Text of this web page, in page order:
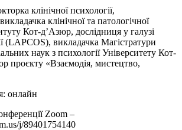
клінічної психології,
клінічної та патологічної
Кот-д’Азюр, дослідниця у галузі
(LAPCOS), викладачка Магістратури
наук з психології Університету Кот-
проєкту «Взаємодія, мистецтво,
онлайн
Zoom –
j/89401754140